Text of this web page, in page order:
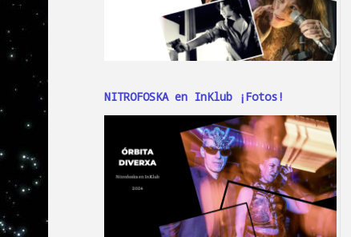
NITROFOSKA en InKlub ¡Fotos!